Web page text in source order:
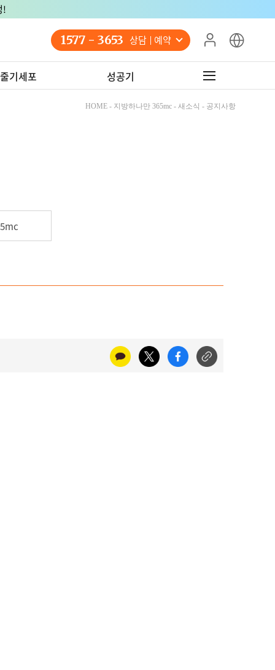
!
1577 - 3653 상담 예약
기세포 성공기
HOME - 지방하나만 365mc - 새소식 - 공지사항